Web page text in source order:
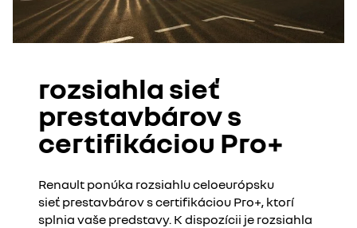
rozsiahla sieť
prestavbárov s
certifikáciou Pro+
Renault ponúka rozsiahlu celoeurópsku
sieť prestavbárov s certifikáciou Pro+, ktorí
splnia vaše predstavy. K dispozícii je rozsiahla